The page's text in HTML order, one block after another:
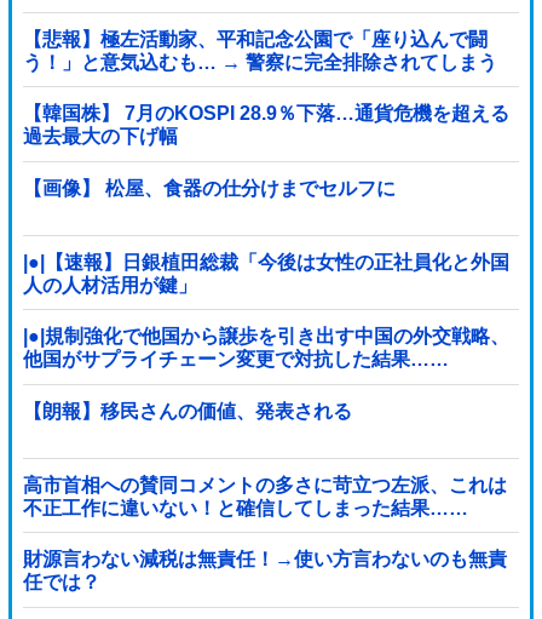
【悲報】極左活動家、平和記念公園で「座り込んで闘
う！」と意気込むも… → 警察に完全排除されてしまう
………
【韓国株】 7月のKOSPI 28.9％下落…通貨危機を超える
過去最大の下げ幅
【画像】 松屋、食器の仕分けまでセルフに
|●|【速報】日銀植田総裁「今後は女性の正社員化と外国
人の人材活用が鍵」
|●|規制強化で他国から譲歩を引き出す中国の外交戦略、
他国がサプライチェーン変更で対抗した結果……
【朗報】移民さんの価値、発表される
高市首相への賛同コメントの多さに苛立つ左派、これは
不正工作に違いない！と確信してしまった結果……
財源言わない減税は無責任！→使い方言わないのも無責
任では？